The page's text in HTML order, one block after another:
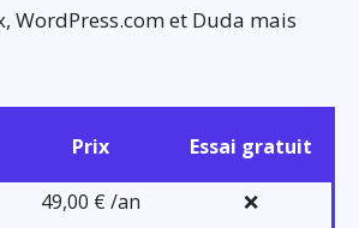
WordPress.com et Duda mais
Prix Essai gratuit
49,00 € /an
❌